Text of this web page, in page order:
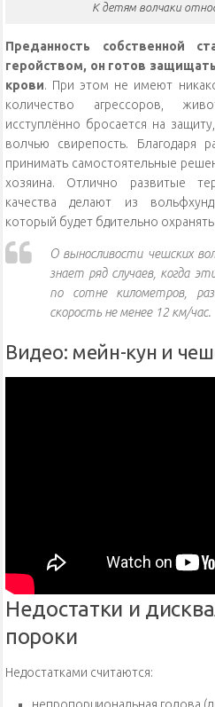
К детям волчаки
Преданность собственной
геройством, он готов
крови. При этом не имеют
количество агрессоров,
исступлённо бросается на
волчью свирепость. Благодаря
принимать самостоятельные
хозяина. Отлично развитые
качества делают из
который будет бдительно
О выносливости чешских
знает ряд случаев, когда
по сотне километров,
скорость не менее 12 км/час.
Видео: мейн-кун и
Недостатки и
пороки
Недостатками считаются:
непропорциональная голова